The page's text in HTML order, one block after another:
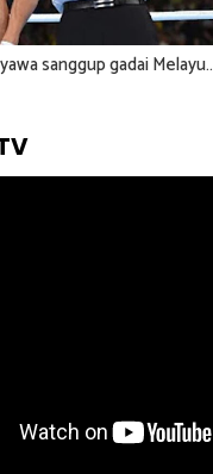
sanggup gadai Melayu..